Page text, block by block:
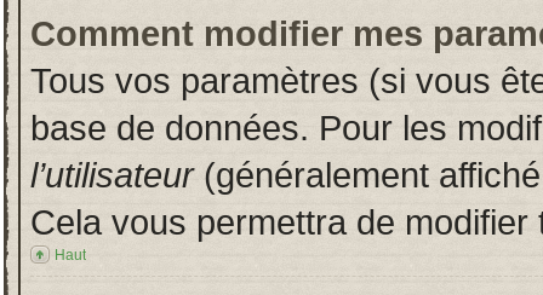
Comment modifier mes
Tous vos paramètres (si vous
base de données. Pour les
l’utilisateur(généralement
Cela vous permettra de
Haut